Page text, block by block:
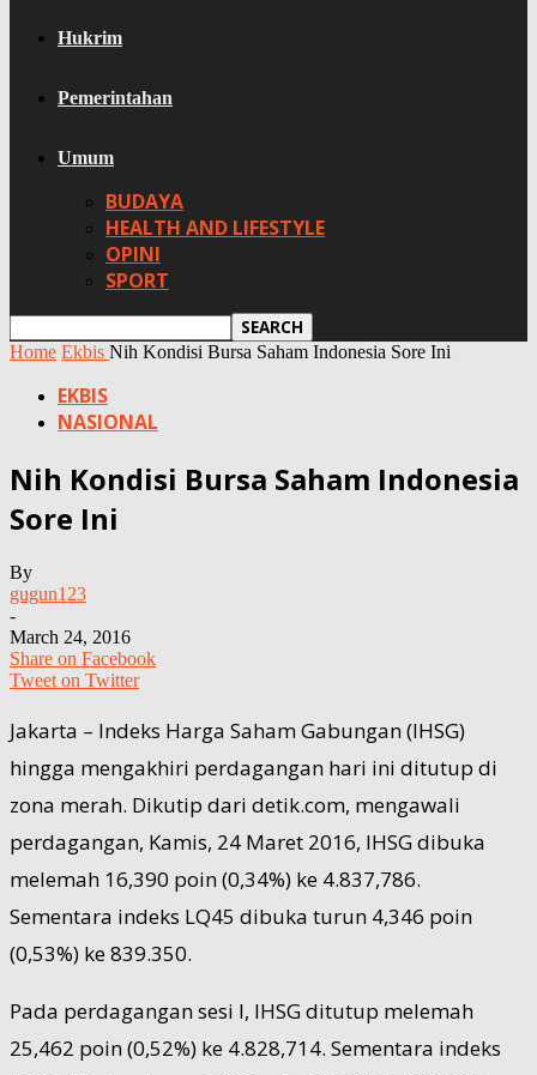
Hukrim
Pemerintahan
Umum
BUDAYA
HEALTH AND LIFESTYLE
OPINI
SPORT
Home Ekbis Nih Kondisi Bursa Saham Indonesia Sore Ini
EKBIS
NASIONAL
Nih Kondisi Bursa Saham Indonesia
Sore Ini
By
gugun123
-
March 24, 2016
Share on Facebook
Tweet on Twitter
Jakarta – Indeks Harga Saham Gabungan (IHSG)
hingga mengakhiri perdagangan hari ini ditutup di
zona merah. Dikutip dari detik.com, mengawali
perdagangan, Kamis, 24 Maret 2016, IHSG dibuka
melemah 16,390 poin (0,34%) ke 4.837,786.
Sementara indeks LQ45 dibuka turun 4,346 poin
(0,53%) ke 839.350.
Pada perdagangan sesi I, IHSG ditutup melemah
25,462 poin (0,52%) ke 4.828,714. Sementara indeks